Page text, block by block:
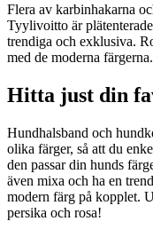
Flera av karbinhakarna
Tyylivoitto är
trendiga och exklusiva.
med de moderna färgerna.
Hitta just din
Hundhalsband och
olika färger, så att du
den passar din hunds
även mixa och ha en
modern färg på kopplet.
persika och rosa!